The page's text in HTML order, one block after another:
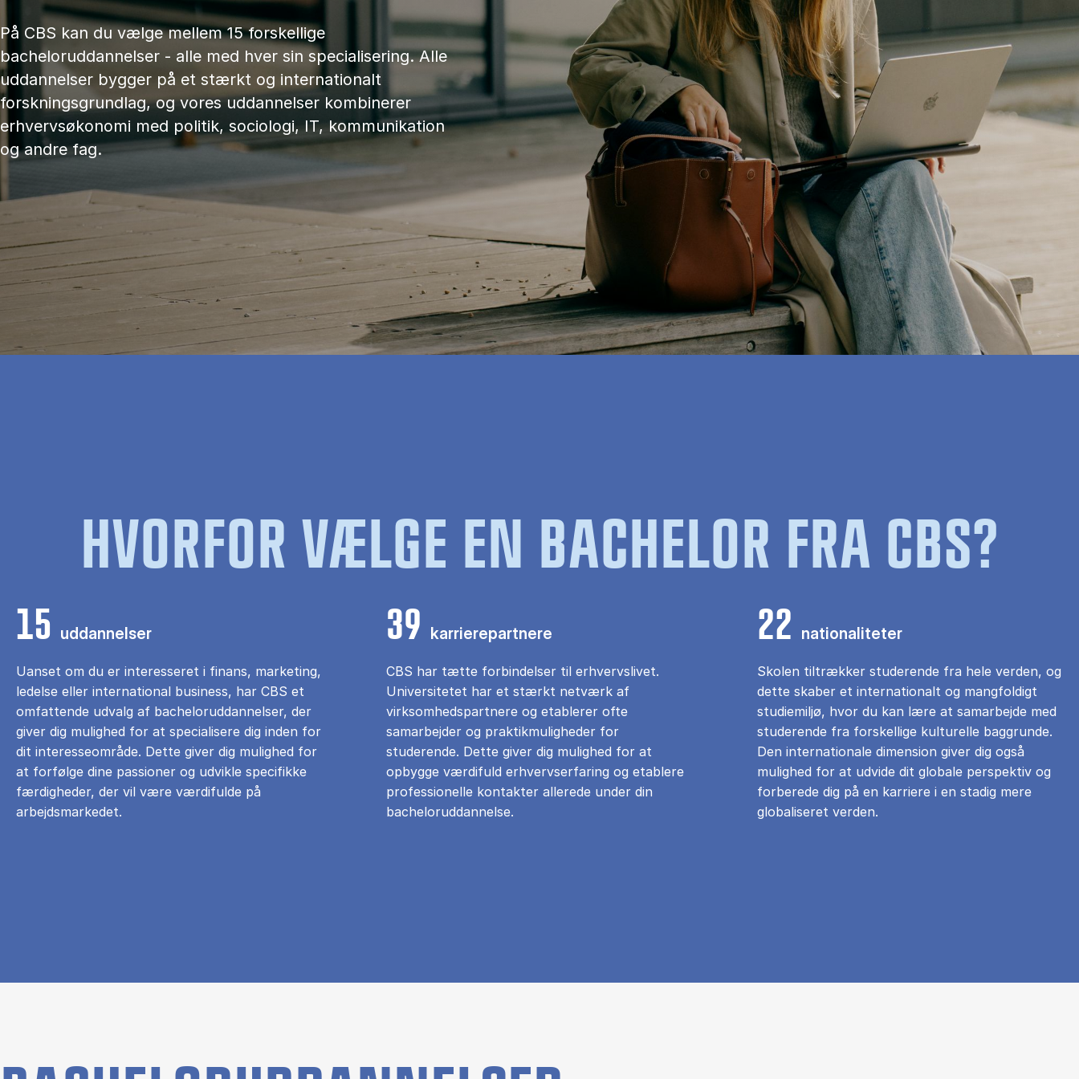
På CBS kan du vælge mellem 15 forskellige
bacheloruddannelser - alle med hver sin specialisering. Alle
uddannelser bygger på et stærkt og internationalt
forskningsgrundlag, og vores uddannelser kombinerer
erhvervsøkonomi med politik, sociologi, IT, kommunikation
og andre fag.
HVORFOR VÆLGE EN BACHELOR FRA CBS?
15 uddannelser
Uanset om du er interesseret i finans, marketing,
ledelse eller international business, har CBS et
omfattende udvalg af bacheloruddannelser, der
giver dig mulighed for at specialisere dig inden for
dit interesseområde. Dette giver dig mulighed for
at forfølge dine passioner og udvikle specifikke
færdigheder, der vil være værdifulde på
arbejdsmarkedet.
39 karrierepartnere
CBS har tætte forbindelser til erhvervslivet.
Universitetet har et stærkt netværk af
virksomhedspartnere og etablerer ofte
samarbejder og praktikmuligheder for
studerende. Dette giver dig mulighed for at
opbygge værdifuld erhvervserfaring og etablere
professionelle kontakter allerede under din
bacheloruddannelse.
22 nationaliteter
Skolen tiltrækker studerende fra hele verden, og
dette skaber et internationalt og mangfoldigt
studiemiljø, hvor du kan lære at samarbejde med
studerende fra forskellige kulturelle baggrunde.
Den internationale dimension giver dig også
mulighed for at udvide dit globale perspektiv og
forberede dig på en karriere i en stadig mere
globaliseret verden.